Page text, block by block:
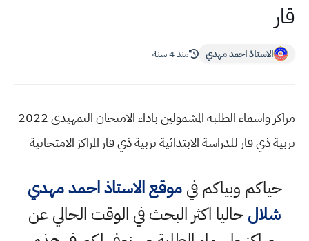
قار
الاستاذ احمد مهدي منذ 4 سنة
مراكز واسماء الطلبة المشمولين باداء الامتحان التمهيدي 2022
تربية ذي قار للدراسة الابتدائية تربية ذي قار المراكز الامتحانية
حياكم وبياكم فيموقع الاستاذ احمد مهدي
شلالحاليا اكثر البحث في الوقت الحالي عن